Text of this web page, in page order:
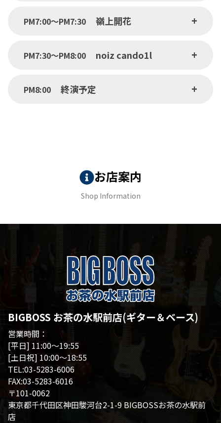
PM7:00〜PM7:30 嶺上開花
PM7:30〜PM8:00 noiz cando1l
PM8:00 終演予定
お店案内
Shop Information
BIGBOSS お茶の水駅前店(ギター＆ベース)
営業時間：
[平日] 11:00～19:55
[土日祝] 10:00～18:55
TEL:03-5283-6006
FAX:03-5283-6016
〒101-0062
東京都千代田区神田駿河台2-1-9 BIGBOSSお茶の水駅前
店